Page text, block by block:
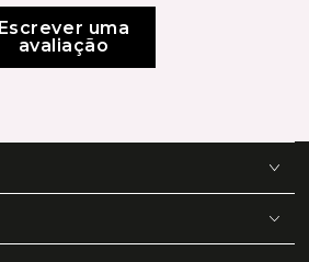
Escrever uma
avaliação